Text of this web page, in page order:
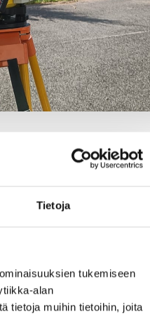
Tietoja
tukemiseen
alan
tietoja muihin tietoihin, joita
muutostarpeet
pihan
ja tiedät, mitä
näiden